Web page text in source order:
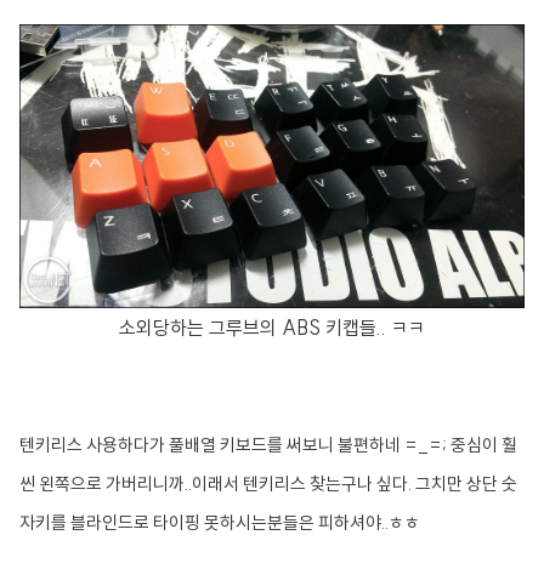
소외당하는 그루브의 ABS 키캡들.. ㅋㅋ
텐키리스 사용하다가 풀배열 키보드를 써보니 불편하네 =_=; 중심이 훨
씬 왼쪽으로 가버리니까..이래서 텐키리스 찾는구나 싶다. 그치만 상단 숫
자키를 블라인드로 타이핑 못하시는분들은 피하셔야..ㅎㅎ